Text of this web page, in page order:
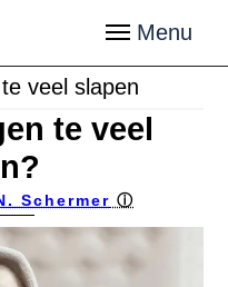
veel slapen
te veel
Schermer ⓘ